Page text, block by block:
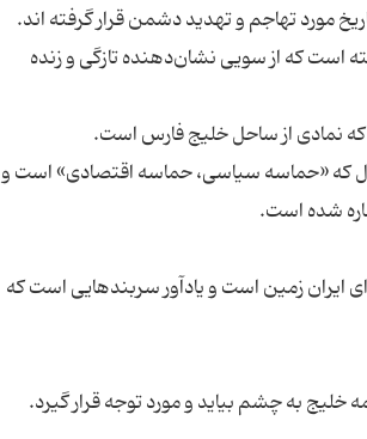
است که از سویی نشان‌دهنده تازگی و زنده
که «حماسه سیاسی، حماسه اقتصادی» است و
زمین است و یادآور سربندهایی است که